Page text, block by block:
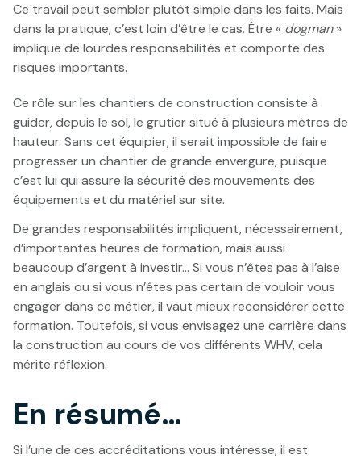
Ce travail peut sembler plutôt simple dans les faits. Mais
dans la pratique, c’est loin d’être le cas. Être « dogman»
implique de lourdes responsabilités et comporte des
risques importants.
Ce rôle sur les chantiers de construction consiste à
guider, depuis le sol, le grutier situé à plusieurs mètres de
hauteur. Sans cet équipier, il serait impossible de faire
progresser un chantier de grande envergure, puisque
c’est lui qui assure la sécurité des mouvements des
équipements et du matériel sur site.
De grandes responsabilités impliquent, nécessairement,
d’importantes heures de formation, mais aussi
beaucoup d’argent à investir… Si vous n’êtes pas à l’aise
en anglais ou si vous n’êtes pas certain de vouloir vous
engager dans ce métier, il vaut mieux reconsidérer cette
formation. Toutefois, si vous envisagez une carrière dans
la construction au cours de vos différents WHV, cela
mérite réflexion.
En résumé…
Si l’une de ces accréditations vous intéresse, il est